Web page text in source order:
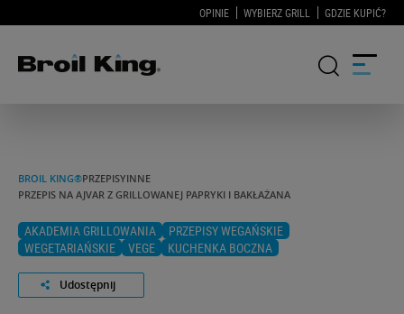
OPINIE WYBIERZ GRILL GDZIE KUPIĆ?
KUCHNIE OGRODOWE
AKCESORIA DO GRILLOWANIA
BROIL KING®PRZEPISYINNE
PRZEPIS NA AJVAR Z GRILLOWANEJ PAPRYKI I BAKŁAŻANA
AKADEMIA GRILLOWANIA
PRZEPISY WEGAŃSKIE
WEGETARIAŃSKIE
VEGE KUCHENKA BOCZNA
Udostępnij